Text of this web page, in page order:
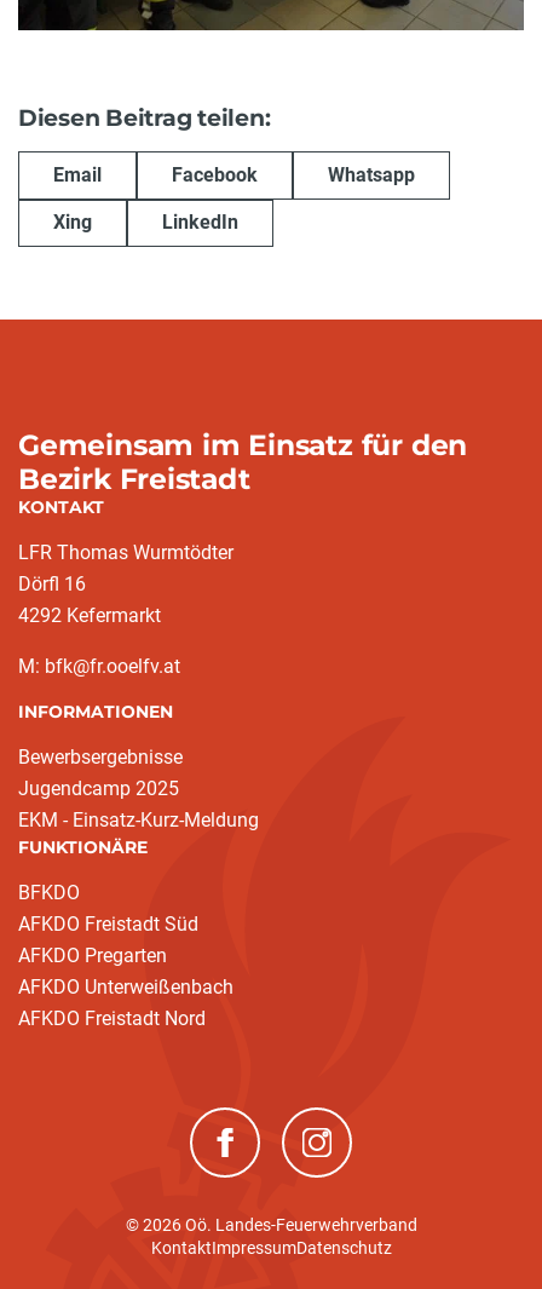
Diesen Beitrag teilen:
Email Facebook Whatsapp
Xing LinkedIn
Gemeinsam im Einsatz für den
Bezirk Freistadt
KONTAKT
LFR Thomas Wurmtödter
Dörfl 16
4292 Kefermarkt
M: bfk@fr.ooelfv.at
INFORMATIONEN
Bewerbsergebnisse
Jugendcamp 2025
EKM - Einsatz-Kurz-Meldung
FUNKTIONÄRE
BFKDO
AFKDO Freistadt Süd
AFKDO Pregarten
AFKDO Unterweißenbach
AFKDO Freistadt Nord
(neues Fenster)(neues Fenster)
© 2026 Oö. Landes-Feuerwehrverband
KontaktImpressumDatenschutz